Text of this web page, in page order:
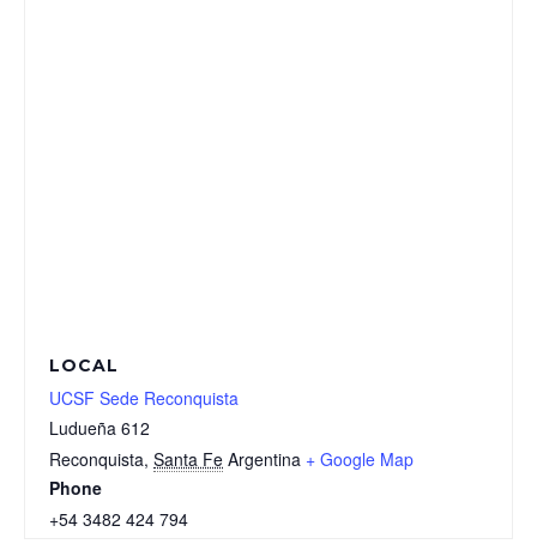
LOCAL
UCSF Sede Reconquista
Ludueña 612
Reconquista, Santa Fe Argentina + Google Map
Phone
+54 3482 424 794